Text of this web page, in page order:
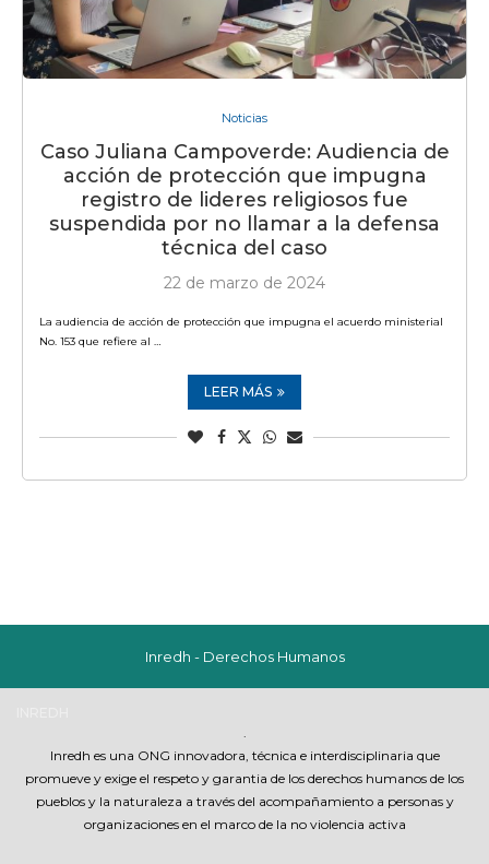
Noticias
Caso Juliana Campoverde: Audiencia de
acción de protección que impugna
registro de lideres religiosos fue
suspendida por no llamar a la defensa
técnica del caso
22 de marzo de 2024
La audiencia de acción de protección que impugna el acuerdo ministerial
No. 153 que refiere al …
LEER MÁS
Inredh - Derechos Humanos
Inredh es una ONG innovadora, técnica e interdisciplinaria que
promueve y exige el respeto y garantia de los derechos humanos de los
pueblos y la naturaleza a través del acompañamiento a personas y
organizaciones en el marco de la no violencia activa